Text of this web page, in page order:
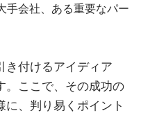
手会社、ある重要なパー
き付けるアイディア
。ここで、その成功の
、判り易くポイント